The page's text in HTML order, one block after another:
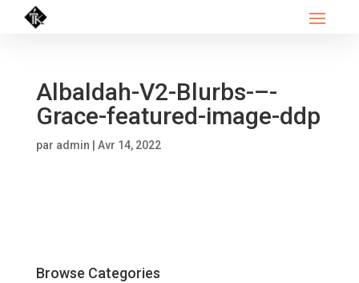
Albaldah-V2-Blurbs-–-
Grace-featured-image-ddp
par admin Avr 14, 2022
Browse Categories